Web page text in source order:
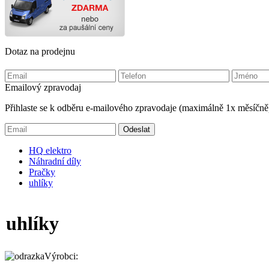
Dotaz na prodejnu
Emailový zpravodaj
Přihlaste se k odběru e-mailového zpravodaje (maximálně 1x
HQ elektro
Náhradní díly
Pračky
uhlíky
uhlíky
Výrobci: